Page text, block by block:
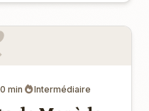
min Intermédiaire